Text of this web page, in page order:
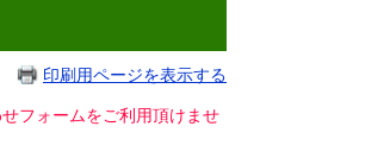
印刷用ページを表示する
フォームをご利用頂けませ